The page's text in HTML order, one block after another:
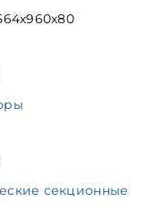
секционные